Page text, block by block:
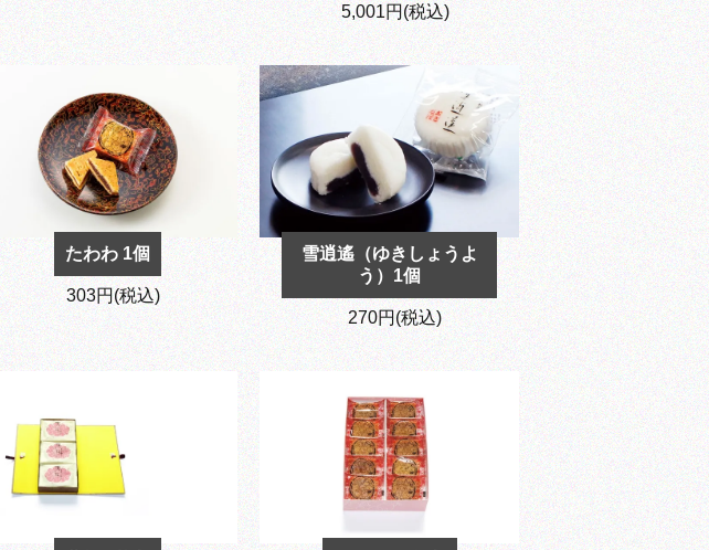
5,001円(税込)
たわわ 1個
303円(税込)
雪逍遙（ゆきしょうよ
う）1個
270円(税込)